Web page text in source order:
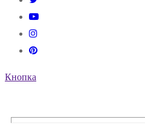
Кнопка